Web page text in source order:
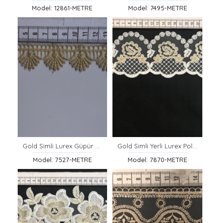
Model: 12861-METRE
Model: 7495-METRE
Gold Simli Lurex Güpür Brode Bant, Yerli
Model: 7527-METRE
Gold Simli Yerli Lurex Polyester Brode Bant
Model: 7870-METRE